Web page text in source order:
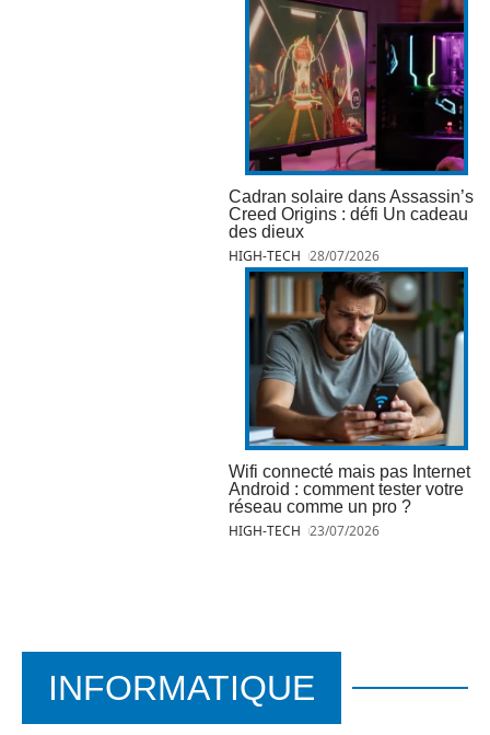
Cadran solaire dans Assassin’s
Creed Origins : défi Un cadeau
des dieux
HIGH-TECH 28/07/2026
Wifi connecté mais pas Internet
Android : comment tester votre
réseau comme un pro ?
HIGH-TECH 23/07/2026
INFORMATIQUE